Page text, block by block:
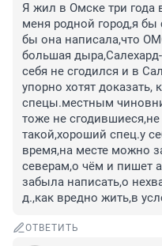
Я жил в Омске три года
меня родной город,я бы
бы она написала,что
большая
себя не сгодился и в
упорно хотят доказать,
спецы.местным
тоже не
такой,хороший спец.у
время,на месте можно
северам,о чём и пишет
забыла написать,о
д.,как вредно жить,в
ОТВЕТИТЬ